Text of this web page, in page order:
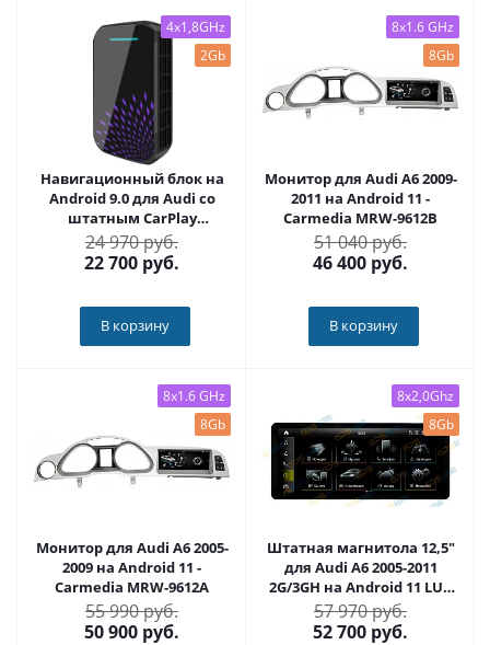
4x1,8GHz
2Gb
Навигационный блок на
Android 9.0 для Audi со
штатным CarPlay
CARMEDIA AS-CP91
24 970 руб.
22 700 руб.
В корзину
8x1.6 GHz
8Gb
Монитор для Audi A6 2009-
2011 на Android 11 -
Carmedia MRW-9612B
51 040 руб.
46 400 руб.
В корзину
8x1.6 GHz
8Gb
Монитор для Audi A6 2005-
2009 на Android 11 -
Carmedia MRW-9612A
55 990 руб.
50 900 руб.
8x2,0Ghz
8Gb
Штатная магнитола 12,5"
для Audi A6 2005-2011
2G/3GH на Android 11 LUX
ONE - Carmedia OL-3065+OL-
1023
57 970 руб.
52 700 руб.